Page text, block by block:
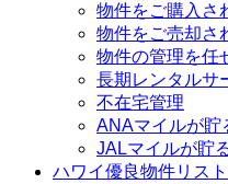
物件をご購入さ
物件をご売却さ
物件の管理を任
長期レンタルサ
不在宅管理
ANAマイルが貯
JALマイルが貯
ハワイ優良物件リスト